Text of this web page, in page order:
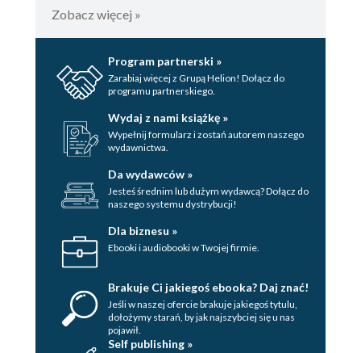
Zobacz więcej »
Program partnerski »
Zarabiaj więcej z Grupą Helion! Dołącz do
programu partnerskiego.
Wydaj z nami książkę »
Wypełnij formularz i zostań autorem naszego
wydawnictwa.
Da wydawców »
Jesteś średnim lub dużym wydawcą? Dołącz do
naszego systemu dystrybucji!
Dla biznesu »
Ebooki i audiobooki w Twojej firmie.
Brakuje Ci jakiegoś ebooka? Daj znać!
Jeśli w naszej ofercie brakuje jakiegoś tytulu,
dołożymy starań, by jak najszybciej się u nas
pojawił.
Self publishing »